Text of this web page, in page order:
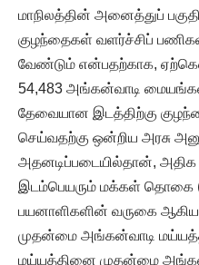
மாநிலத்தின் அனைத்துப்
குழந்தைகள் வளர்ச்சிப்
வேண்டும் என்பதற்காக,
54,483 அங்கன்வாடி
தேவையான இடத்திற்கு
செய்வதற்கு ஒன்றிய அரசு
அதனடிப்படையில்தான்,
இடம்பெயரும் மக்கள் தொகை
பயனாளிகளின் வருகை
முதன்மை அங்கன்வாடி
மய்யத்தினை முதன்மை